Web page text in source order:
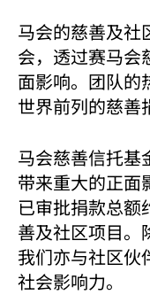
马会的慈善及社
会，透过赛马会
面影响。团队的
世界前列的慈善
马会慈善信托基
带来重大的正面
已审批捐款总额
善及社区项目。
我们亦与社区伙
社会影响力。